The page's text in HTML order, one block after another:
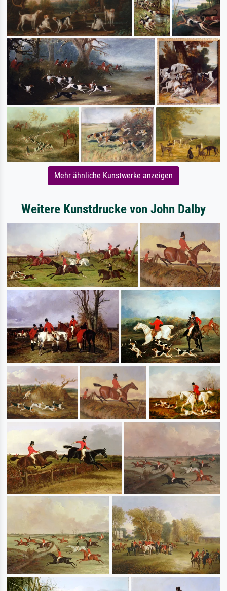
Mehr ähnliche Kunstwerke anzeigen
Weitere Kunstdrucke von John Dalby